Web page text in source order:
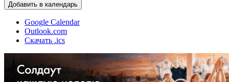
Добавить в календарь
Google Calendar
Outlook.com
Скачать .ics